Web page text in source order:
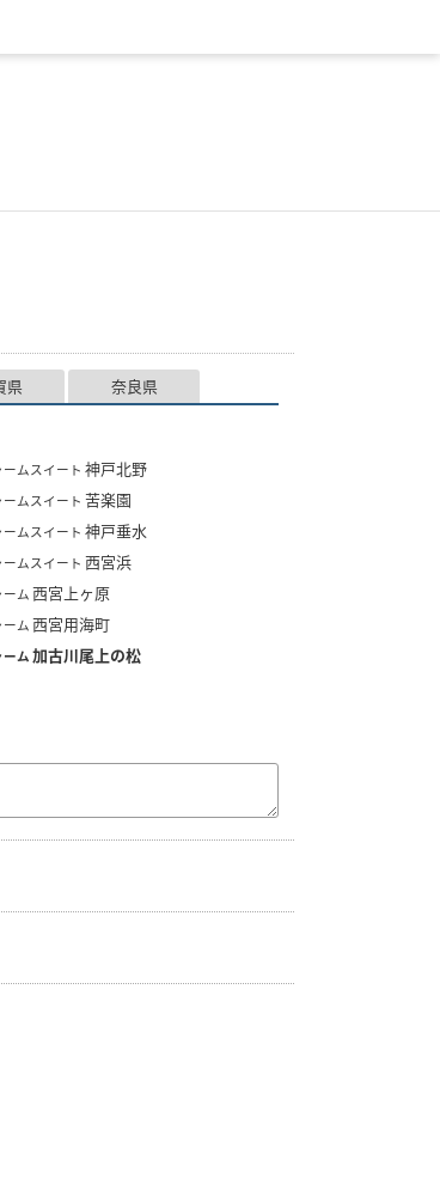
県 奈良県
ームスイート神戸北野
ームスイート苦楽園
ームスイート神戸垂水
ームスイート西宮浜
ーム西宮上ヶ原
ーム西宮用海町
ーム加古川尾上の松